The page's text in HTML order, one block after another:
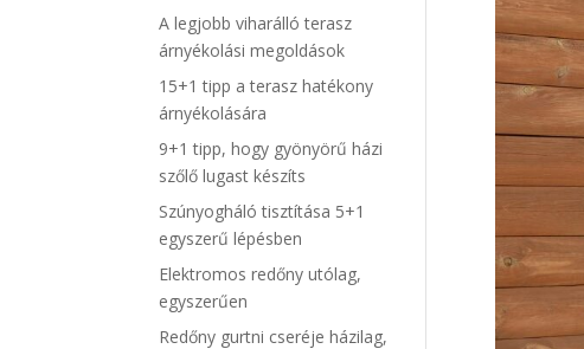
A legjobb viharálló terasz
árnyékolási megoldások
15+1 tipp a terasz hatékony
árnyékolására
9+1 tipp, hogy gyönyörű házi
szőlő lugast készíts
Szúnyogháló tisztítása 5+1
egyszerű lépésben
Elektromos redőny utólag,
egyszerűen
Redőny gurtni cseréje házilag,